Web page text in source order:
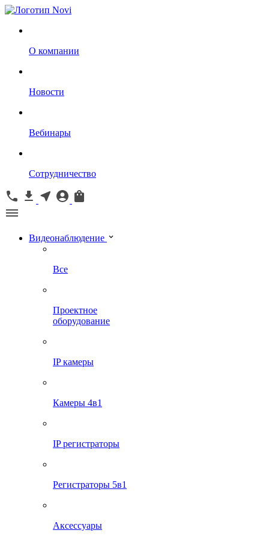
О компании
Новости
Вебинары
Сотрудничество
Видеонаблюдение
Все
Проектное
оборудование
IP камеры
Камеры 4в1
IP регистраторы
Регистраторы 5в1
Аксессуары